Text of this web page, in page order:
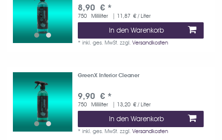
8,90 € *
750 Milliliter | 11,87 € / Liter
In den Warenkorb
*inkl. ges. MwSt. zzgl.Versandkosten
GreenX Interior Cleaner
9,90 € *
750 Milliliter | 13,20 € / Liter
In den Warenkorb
*inkl. ges. MwSt. zzgl.Versandkosten